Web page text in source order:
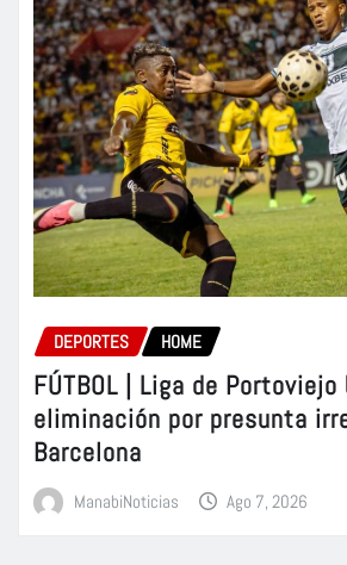
DEPORTES HOME
FÚTBOL | Liga de
eliminación por presunta
Barcelona
ManabiNoticias Ago 7, 2026